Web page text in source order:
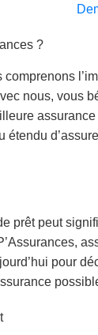
?
nous, vous
étendu
prêt peut
pour